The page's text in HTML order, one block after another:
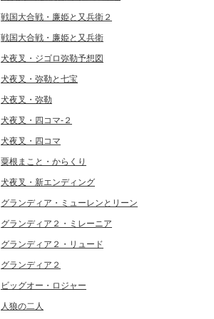
戦国大合戦・廉姫と又兵衛２
戦国大合戦・廉姫と又兵衛
犬夜叉・ジゴロ弥勒予想図
犬夜叉・弥勒と七宝
犬夜叉・弥勒
犬夜叉・四コマ-２
犬夜叉・四コマ
粟根まこと・からくり
犬夜叉・新エンディング
グランディア・ミューレンとリーン
グランディア２・ミレーニア
グランディア２・リュード
グランディア２
ビッグオー・ロジャー
人狼の二人